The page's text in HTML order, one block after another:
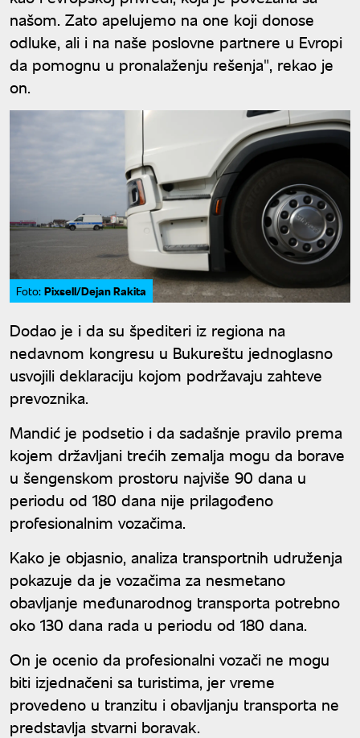
našom. Zato apelujemo na one koji donose
odluke, ali i na naše poslovne partnere u Evropi
da pomognu u pronalaženju rešenja", rekao je
on.
Foto: Pixsell/Dejan Rakita
Dodao je i da su špediteri iz regiona na
nedavnom kongresu u Bukureštu jednoglasno
usvojili deklaraciju kojom podržavaju zahteve
prevoznika.
Mandić je podsetio i da sadašnje pravilo prema
kojem državljani trećih zemalja mogu da borave
u šengenskom prostoru najviše 90 dana u
periodu od 180 dana nije prilagođeno
profesionalnim vozačima.
Kako je objasnio, analiza transportnih udruženja
pokazuje da je vozačima za nesmetano
obavljanje međunarodnog transporta potrebno
oko 130 dana rada u periodu od 180 dana.
On je ocenio da profesionalni vozači ne mogu
biti izjednačeni sa turistima, jer vreme
provedeno u tranzitu i obavljanju transporta ne
predstavlja stvarni boravak.